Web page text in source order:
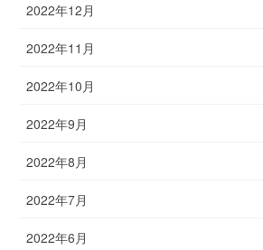
2022年12月
2022年11月
2022年10月
2022年9月
2022年8月
2022年7月
2022年6月